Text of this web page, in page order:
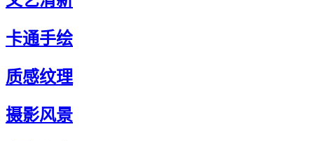
卡通手绘
质感纹理
摄影风景